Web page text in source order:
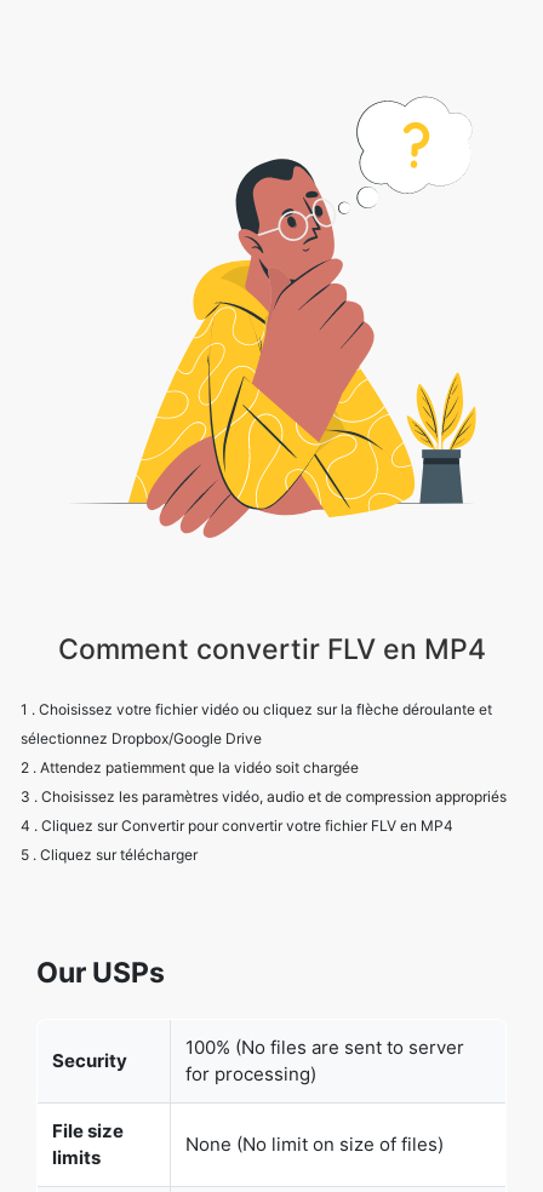
Comment convertir FLV en MP4
1 . Choisissez votre fichier vidéo ou cliquez sur la flèche déroulante et
sélectionnez Dropbox/Google Drive
2 . Attendez patiemment que la vidéo soit chargée
3 . Choisissez les paramètres vidéo, audio et de compression appropriés
4 . Cliquez sur Convertir pour convertir votre fichier FLV en MP4
5 . Cliquez sur télécharger
Our USPs
Security
100% (No files are sent to server
for processing)
File size
limits
None (No limit on size of files)